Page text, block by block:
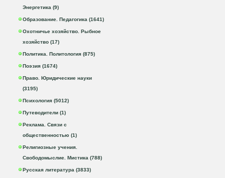
Энергетика (9)
Образование. Педагогика (1641)
Охотничье хозяйство. Рыбное
хозяйство (17)
Политика. Политология (875)
Поэзия (1674)
Право. Юридические науки
(3195)
Психология (5012)
Путеводители (1)
Реклама. Связи с
общественностью (1)
Религиозные учения.
Свободомыслие. Мистика (788)
Русская литература (3833)